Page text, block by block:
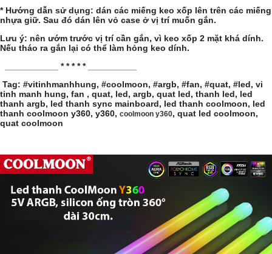
* Hướng dẫn sử dụng: dán các miếng keo xốp lên trên các miếng
nhựa giữ. Sau đó dán lên vỏ case ở vị trí muốn gắn.
Lưu ý: nên ướm trước vị trí cần gắn, vì keo xốp 2 mặt khá dính.
Nếu tháo ra gắn lại có thể làm hỏng keo dính.
___________ * * * * * __________
Tag: #vitinhmanhhung, #coolmoon, #argb, #fan, #quat, #led, vi
tinh manh hung, fan , quat, led, argb, quat led, thanh led, led
thanh argb, led thanh sync mainboard, led thanh coolmoon, led
thanh coolmoon y360, y360, coolmoon y360, quat led coolmoon,
quat coolmoon